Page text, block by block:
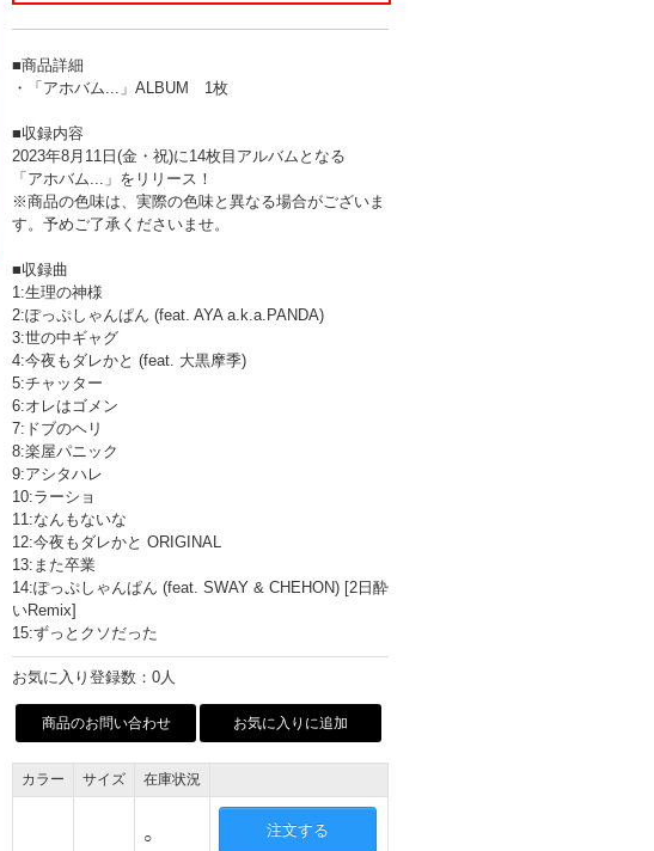
■商品詳細
・「アホバム...」ALBUM 1枚
■収録内容
2023年8月11日(金・祝)に14枚目アルバムとなる
「アホバム...」をリリース！
※商品の色味は、実際の色味と異なる場合がございま
す。予めご了承くださいませ。
■収録曲
1:生理の神様
2:ぽっぷしゃんぱん (feat. AYA a.k.a.PANDA)
3:世の中ギャグ
4:今夜もダレかと (feat. 大黒摩季)
5:チャッター
6:オレはゴメン
7:ドブのヘリ
8:楽屋パニック
9:アシタハレ
10:ラーショ
11:なんもないな
12:今夜もダレかと ORIGINAL
13:また卒業
14:ぽっぷしゃんぱん (feat. SWAY & CHEHON) [2日酔
いRemix]
15:ずっとクソだった
お気に入り登録数：0人
商品のお問い合わせ お気に入りに追加
カラー サイズ 在庫状況
○ 注文する